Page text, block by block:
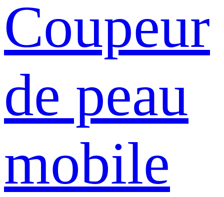
Coupeur
de peau
mobile